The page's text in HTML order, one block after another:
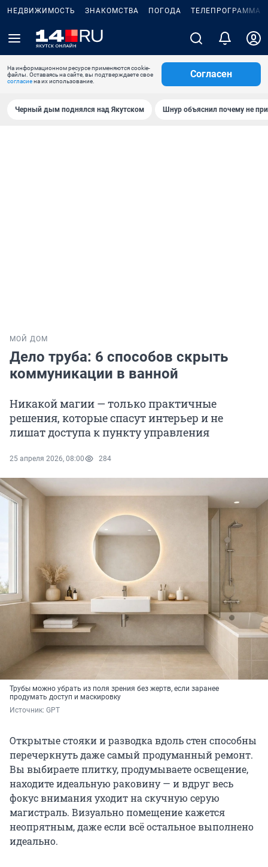
НЕДВИЖИМОСТЬ ЗНАКОМСТВА ПОГОДА ТЕЛЕПРОГРАММА
На информационном ресурсе применяются cookie-
файлы. Оставаясь на сайте, вы подтверждаете свое
согласиена их использование.
Согласен
Черный дым поднялся над Якутском Шнур объяснил почему не
МОЙ ДОМ
Дело труба: 6 способов скрыть
коммуникации в ванной
Никакой магии — только практичные
решения, которые спасут интерьер и не
лишат доступа к пункту управления
25 апреля 2026, 08:00 284
Трубы можно убрать из поля зрения без жертв, если заранее
продумать доступ и маскировку
Источник: GPT
Открытые стояки и разводка вдоль стен способны
перечеркнуть даже самый продуманный ремонт.
Вы выбираете плитку, продумываете освещение,
находите идеальную раковину — и вдруг весь
фокус внимания уходит на скучную серую
магистраль. Визуально помещение кажется
неопрятным, даже если всё остальное выполнено
идеально.